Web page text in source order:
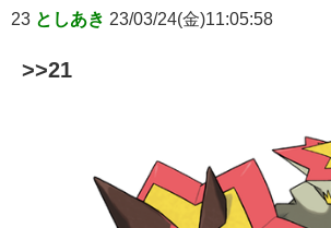
23 としあき 23/03/24(金)11:05:58
>>21